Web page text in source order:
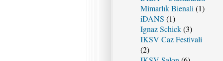
Mimarlık Bienali (1)
iDANS (1)
Ignaz Schick(3)
IKSV Caz Festivali
(2)